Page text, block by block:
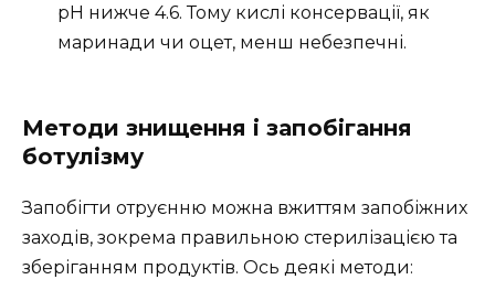
pH нижче 4.6. Тому кислі консервації, як
маринади чи оцет, менш небезпечні.
Методи знищення і запобігання
ботулізму
Запобігти отруєнню можна вжиттям запобіжних
заходів, зокрема правильною стерилізацією та
зберіганням продуктів. Ось деякі методи: